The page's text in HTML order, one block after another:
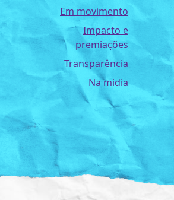
Em movimento
Impacto e
premiações
Transparência
Na midia